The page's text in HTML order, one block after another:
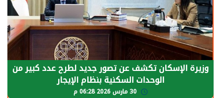
وزيرة الإسكان تكشف عن تصور جديد لطرح عدد كبير من
الوحدات السكنية بنظام الإيجار